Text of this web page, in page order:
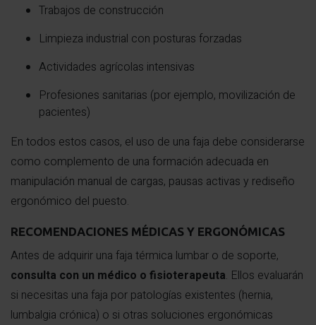
Trabajos de construcción
Limpieza industrial con posturas forzadas
Actividades agrícolas intensivas
Profesiones sanitarias (por ejemplo, movilización de
pacientes)
En todos estos casos, el uso de una faja debe considerarse
como complemento de una formación adecuada en
manipulación manual de cargas, pausas activas y rediseño
ergonómico del puesto.
RECOMENDACIONES MÉDICAS Y ERGONÓMICAS
Antes de adquirir una faja térmica lumbar o de soporte,
consulta con un médico o fisioterapeuta. Ellos evaluarán
si necesitas una faja por patologías existentes (hernia,
lumbalgia crónica) o si otras soluciones ergonómicas